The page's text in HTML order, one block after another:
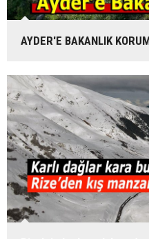
AYDER'E BAKANLIK